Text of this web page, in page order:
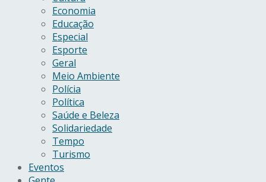
Economia
Educação
Especial
Esporte
Geral
Meio Ambiente
Polícia
Política
Saúde e Beleza
Solidariedade
Tempo
Turismo
Eventos